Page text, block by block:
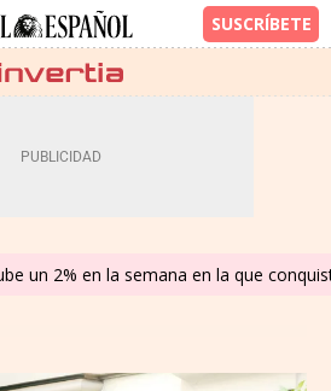
un 2% en la semana en la que